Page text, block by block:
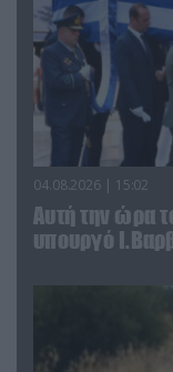
04.08.2026 | 15:02
Αυτή την ώρα
υπουργό